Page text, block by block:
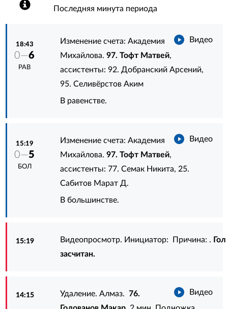
Последняя минута периода
18:43
0—6
РАВ
Видео
Изменение счета: Академия
Михайлова.97. Тофт Матвей,
ассистенты:92. Добранский Арсений,
95. Селивёрстов Аким
В равенстве.
15:19
0—5
БОЛ
Видео
Изменение счета: Академия
Михайлова.97. Тофт Матвей,
ассистенты: 77. Семак Никита, 25.
Сабитов Марат Д.
В большинстве.
15:19 Видеопросмотр. Инициатор: Причина: . Гол
засчитан.
14:15 Видео
Удаление. Алмаз.76.